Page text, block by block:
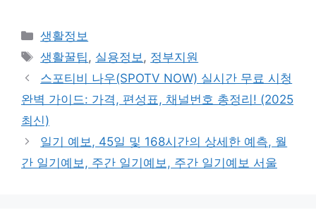
카
테
고
리
생활정보
태
그
생활꿀팁 , 실용정보 , 정부지원
스포티비 나우(SPOTV NOW) 실시간 무료 시청
완벽 가이드: 가격, 편성표, 채널번호 총정리! (2025
최신)
일기 예보, 45일 및 168시간의 상세한 예측, 월
간 일기예보, 주간 일기예보, 주간 일기예보 서울